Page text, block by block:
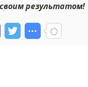
результатом!